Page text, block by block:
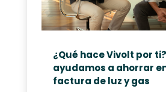
¿Qué hace Vivolt por
ayudamos a ahorrar
factura de luz y gas